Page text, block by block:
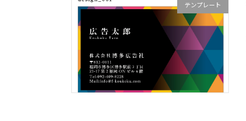
テンプレート